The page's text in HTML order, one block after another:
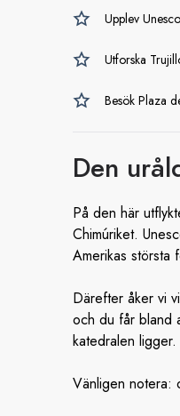
Upplev
Utforska
Besök Plaza
Den
På den här
Chimúriket.
Amerikas största
Därefter åker vi
och du får bland
katedralen ligger.
Vänligen notera: